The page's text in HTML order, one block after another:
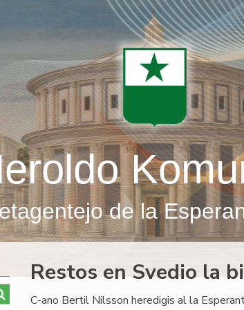
de la
Restos en Svedio la
C-ano Bertil Nilsson heredigis al la